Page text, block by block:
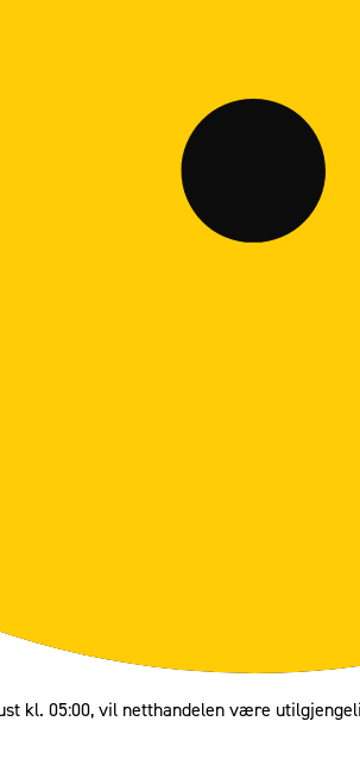
kl. 05:00, vil netthandelen være